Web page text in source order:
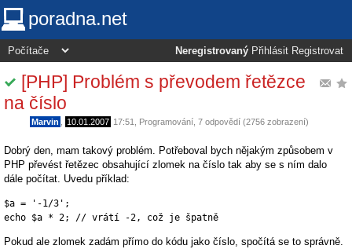
poradna.net
Neregistrovaný Přihlásit Registrovat
[PHP] Problém s převodem řetězce
na číslo
Marvin 10.01.2007 17:51 Programování , 7 odpovědí (2756 zobrazení)
Dobrý den, mam takový problém. Potřeboval bych nějakým způsobem v
PHP převést řetězec obsahující zlomek na číslo tak aby se s ním dalo
dále počítat. Uvedu příklad:
$a = '-1/3';
echo $a * 2; // vrátí -2, což je špatně
Pokud ale zlomek zadám přímo do kódu jako číslo, spočítá se to správně.